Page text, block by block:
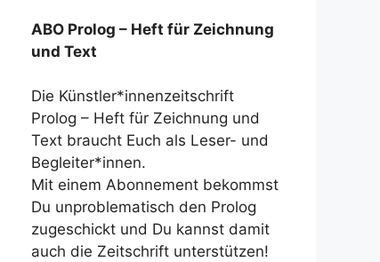
ABO Prolog – Heft für Zeichnung
und Text
Die Künstler*innenzeitschrift
Prolog – Heft für Zeichnung und
Text braucht Euch als Leser- und
Begleiter*innen.
Mit einem Abonnement bekommst
Du unproblematisch den Prolog
zugeschickt und Du kannst damit
auch die Zeitschrift unterstützen!